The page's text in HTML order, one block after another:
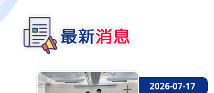
2026-07-17